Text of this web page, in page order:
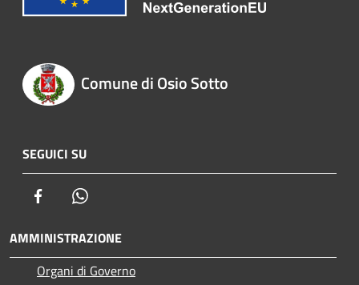
Comune di Osio Sotto
SEGUICI SU
Facebook
AMMINISTRAZIONE
Organi di Governo